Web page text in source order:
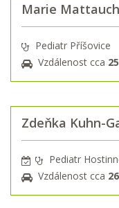
Marie
Pediatr Příšovice
Vzdálenost cca
Zdeňka Kuhn-
Pediatr
Vzdálenost cca